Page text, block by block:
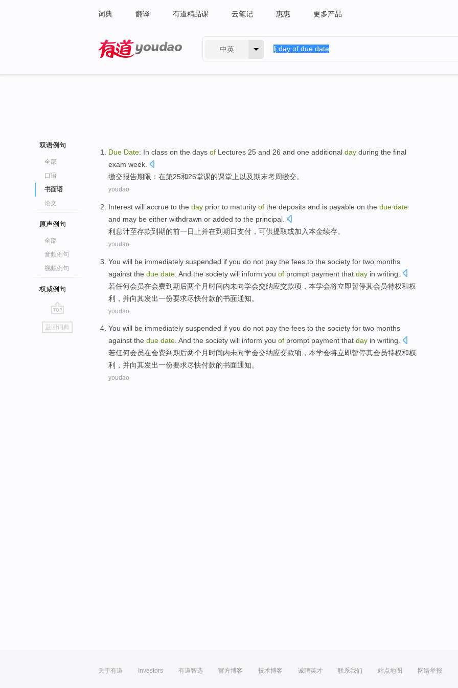
词典 翻译 有道精品课 云笔记 惠惠 更多产品
中英
双语例句
全部
口语
书面语
论文
原声例句
全部
音频例句
视频例句
权威例句
go
top
返回词典
Due Date: In class on the days of Lectures 25 and 26 and one additional day during the final
exam week
缴交报告期限 ： 在第25和26堂课的课堂上 以及期末考周缴交。
youdao
Interest will accrue to the day prior to maturity of the deposits and is payable on the due date
and may be either withdrawn or added to the principal
利息计至存款到期的前一日止并在到期日支付 ，可供提取或加入本金续存。
youdao
You will be immediately suspended if you do not pay the fees to the society for two months
against the due date And the society will inform you of prompt payment that day in writing
若任何会员在会费到期后两个 月时间内未向学会交纳应交款项，本学会将立即暂停其会员特权和权
利，并向其发出一份要求尽快付款的书面通知。
youdao
You will be immediately suspended if you do not pay the fees to the society for two months
against the due date. And the society will inform you of prompt payment that day in writing.
若任何会员在会费到期后两个月时间内未向学会交纳应交款项，本学会将立即暂停其会员特权和权
利，并向其发出一份要求尽快付款的书面通知。
youdao
关于有道 Investors 有道智选 官方博客 技术博客 诚聘英才 联系我们 站点地图 网络举报